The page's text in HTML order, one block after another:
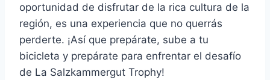
oportunidad de disfrutar de la rica cultura de la
región, es una experiencia que no querrás
perderte. ¡Así que prepárate, sube a tu
bicicleta y prepárate para enfrentar el desafío
de La Salzkammergut Trophy!